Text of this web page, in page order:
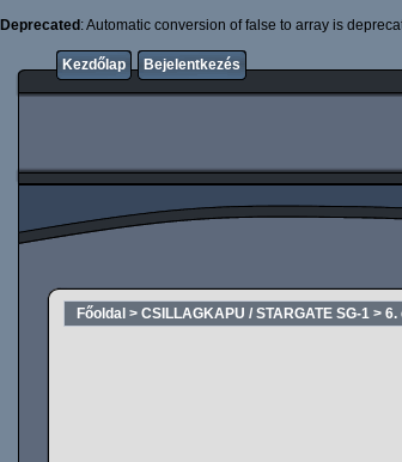
Deprecated : Automatic conversion of false to array is
Kezdőlap Bejelentkezés
Főoldal > CSILLAGKAPU / STARGATE SG-1 > 6.